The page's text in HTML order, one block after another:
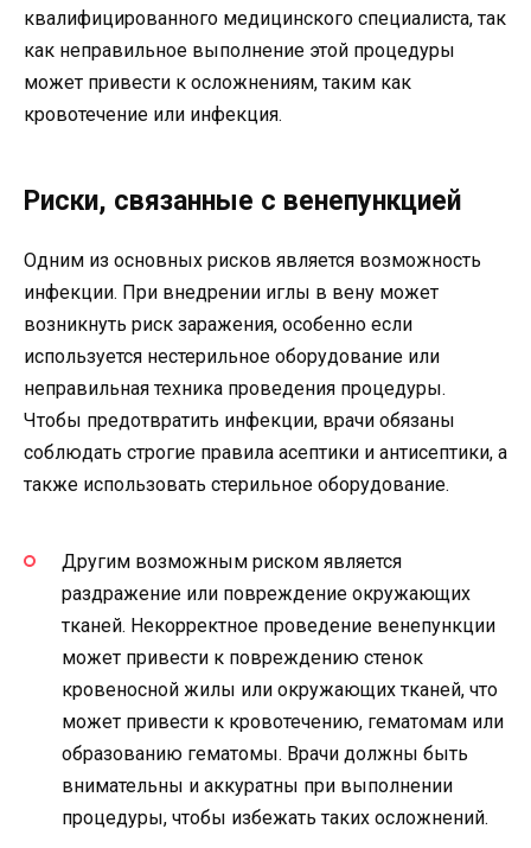
квалифицированного медицинского специалиста, так
как неправильное выполнение этой процедуры
может привести к осложнениям, таким как
кровотечение или инфекция.
Риски, связанные с венепункцией
Одним из основных рисков является возможность
инфекции. При внедрении иглы в вену может
возникнуть риск заражения, особенно если
используется нестерильное оборудование или
неправильная техника проведения процедуры.
Чтобы предотвратить инфекции, врачи обязаны
соблюдать строгие правила асептики и антисептики, а
также использовать стерильное оборудование.
Другим возможным риском является
раздражение или повреждение окружающих
тканей. Некорректное проведение венепункции
может привести к повреждению стенок
кровеносной жилы или окружающих тканей, что
может привести к кровотечению, гематомам или
образованию гематомы. Врачи должны быть
внимательны и аккуратны при выполнении
процедуры, чтобы избежать таких осложнений.